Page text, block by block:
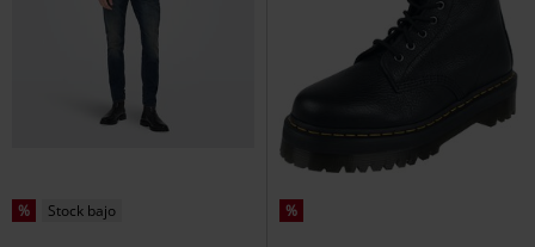
% Stock bajo %